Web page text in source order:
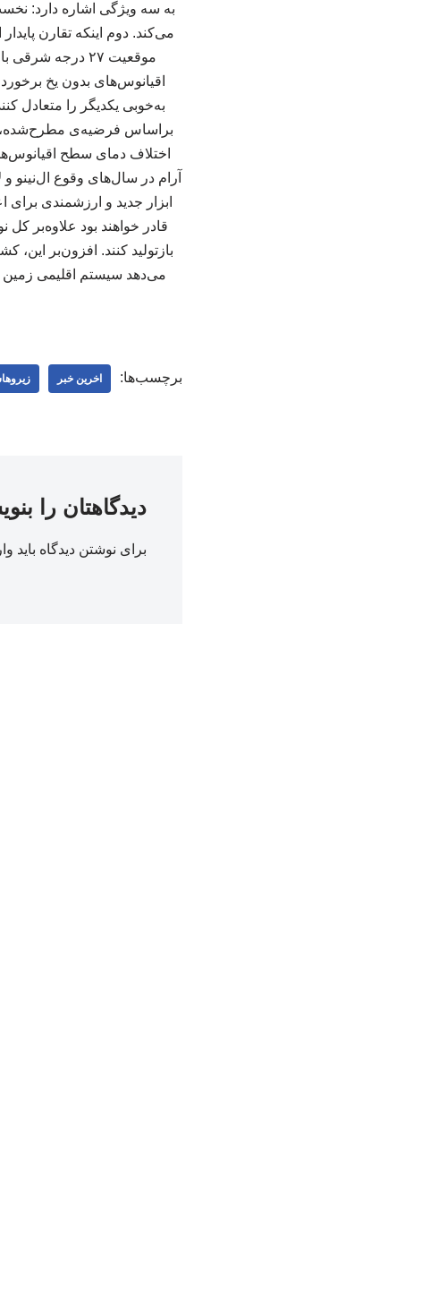
به سه ویژگی اشاره دارد:
موقعیت ۲۷
اقیانوس‌های بدون یخ
به‌خوبی یکدیگر را متعادل
براساس فرضیه‌ی مطرح‌شده،
اختلاف دمای سطح
ابزار جدید و ارزشمندی
قادر خواهند بود علاوه‌بر کل
بازتولید کنند. افزون‌بر
می‌دهد سیستم اقلیمی زمین
برچسب‌ها: اخرین خبر
دیدگاهتان را
برای نوشتن دیدگاه باید